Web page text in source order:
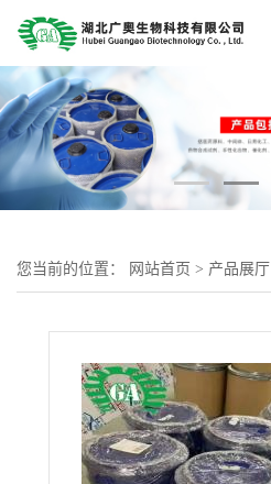
您当前的位置： 网站首页 > 产品展厅